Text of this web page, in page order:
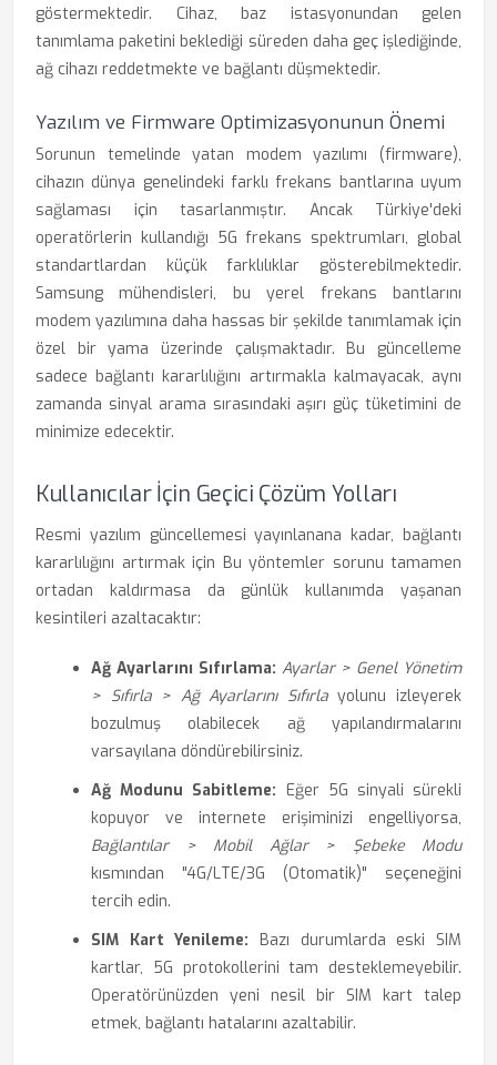
göstermektedir. Cihaz, baz istasyonundan gelen
tanımlama paketini beklediği süreden daha geç işlediğinde,
ağ cihazı reddetmekte ve bağlantı düşmektedir.
Yazılım ve Firmware Optimizasyonunun Önemi
Sorunun temelinde yatan modem yazılımı (firmware),
cihazın dünya genelindeki farklı frekans bantlarına uyum
sağlaması için tasarlanmıştır. Ancak Türkiye'deki
operatörlerin kullandığı 5G frekans spektrumları, global
standartlardan küçük farklılıklar gösterebilmektedir.
Samsung mühendisleri, bu yerel frekans bantlarını
modem yazılımına daha hassas bir şekilde tanımlamak için
özel bir yama üzerinde çalışmaktadır. Bu güncelleme
sadece bağlantı kararlılığını artırmakla kalmayacak, aynı
zamanda sinyal arama sırasındaki aşırı güç tüketimini de
minimize edecektir.
Kullanıcılar İçin Geçici Çözüm Yolları
Resmi yazılım güncellemesi yayınlanana kadar, bağlantı
kararlılığını artırmak için Bu yöntemler sorunu tamamen
ortadan kaldırmasa da günlük kullanımda yaşanan
kesintileri azaltacaktır:
Ağ Ayarlarını Sıfırlama: Ayarlar > Genel Yönetim
> Sıfırla > Ağ Ayarlarını Sıfırlayolunu izleyerek
bozulmuş olabilecek ağ yapılandırmalarını
varsayılana döndürebilirsiniz.
Ağ Modunu Sabitleme: Eğer 5G sinyali sürekli
kopuyor ve internete erişiminizi engelliyorsa,
Bağlantılar > Mobil Ağlar > Şebeke Modu
kısmından "4G/LTE/3G (Otomatik)" seçeneğini
tercih edin.
SIM Kart Yenileme: Bazı durumlarda eski SIM
kartlar, 5G protokollerini tam desteklemeyebilir.
Operatörünüzden yeni nesil bir SIM kart talep
etmek, bağlantı hatalarını azaltabilir.